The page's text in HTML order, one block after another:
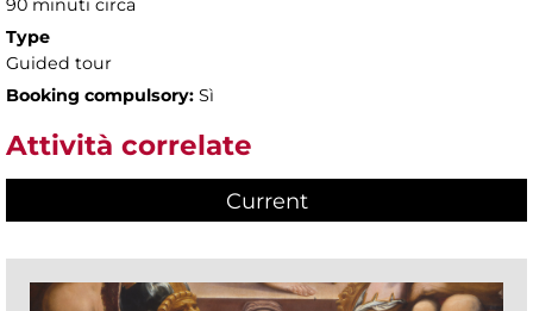
90 minuti circa
Type
Guided tour
Booking compulsory: Sì
Attività correlate
Current(active tab)